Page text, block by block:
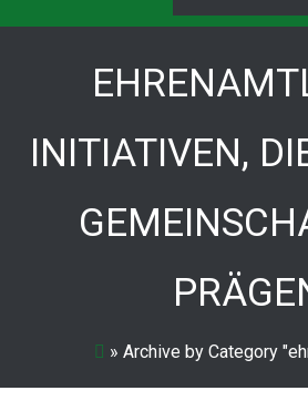
INITIATIVEN,
» Archive by Category